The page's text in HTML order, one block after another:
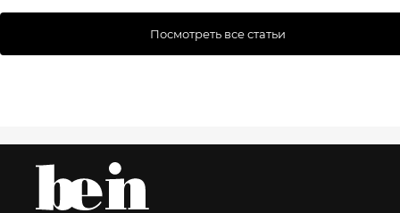
Посмотреть все статьи